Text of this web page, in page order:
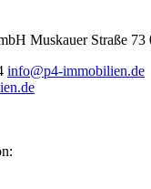
Muskauer Straße 73
info@p4-immobilien.de